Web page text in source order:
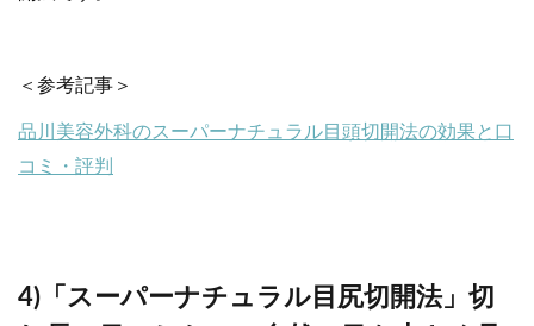
＜参考記事＞
品川美容外科のスーパーナチュラル目頭切開法の効果と口
コミ・評判
4)「スーパーナチュラル目尻切開法」切